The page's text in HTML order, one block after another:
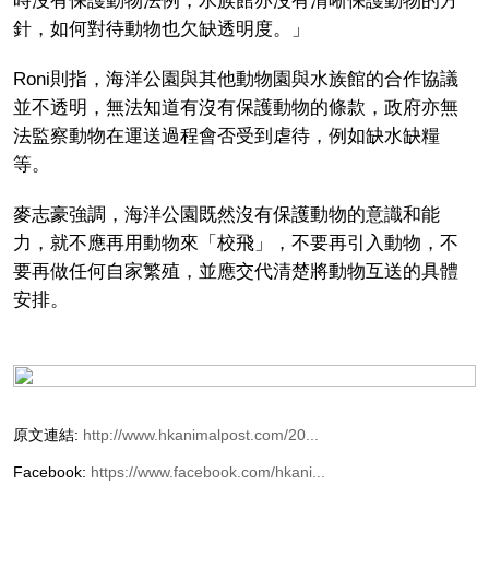
針，如何對待動物也欠缺透明度。」
Roni則指，海洋公園與其他動物園與水族館的合作協議
並不透明，無法知道有沒有保護動物的條款，政府亦無
法監察動物在運送過程會否受到虐待，例如缺水缺糧
等。
麥志豪強調，海洋公園既然沒有保護動物的意識和能
力，就不應再用動物來「校飛」，不要再引入動物，不
要再做任何自家繁殖，並應交代清楚將動物互送的具體
安排。
原文連結: http://www.hkanimalpost.com/20...
Facebook: https://www.facebook.com/hkani...